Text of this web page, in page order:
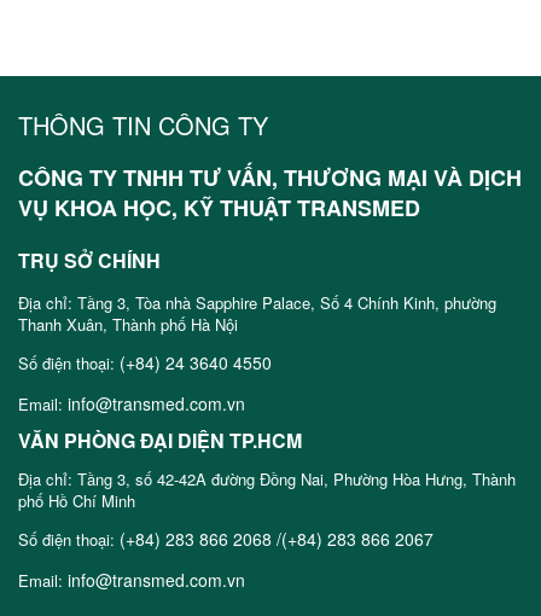
THÔNG TIN CÔNG TY
CÔNG TY TNHH TƯ VẤN, THƯƠNG MẠI VÀ DỊCH
VỤ KHOA HỌC, KỸ THUẬT TRANSMED
TRỤ SỞ CHÍNH
Địa chỉ: Tầng 3, Tòa nhà Sapphire Palace, Số 4 Chính Kinh, phường
Thanh Xuân, Thành phố Hà Nội
Số điện thoại: (+84) 24 3640 4550
Email: info@transmed.com.vn
VĂN PHÒNG ĐẠI DIỆN TP.HCM
Địa chỉ: Tầng 3, số 42-42A đường Đồng Nai, Phường Hòa Hưng, Thành
phố Hồ Chí Minh
Số điện thoại: (+84) 283 866 2068 /(+84) 283 866 2067
Email: info@transmed.com.vn